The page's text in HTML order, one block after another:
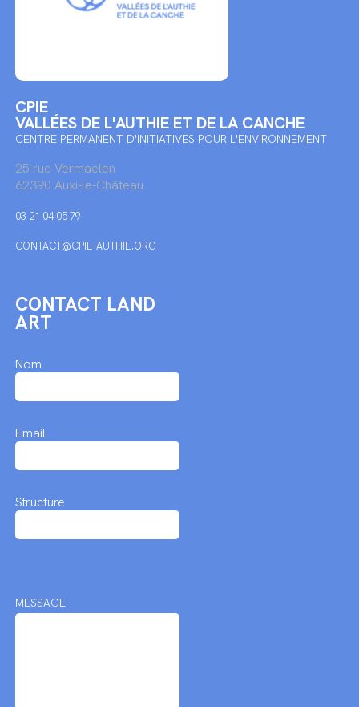
CPIE
VALLÉES DE L'AUTHIE ET DE LA CANCHE
CENTRE PERMANENT D'INITIATIVES POUR L'ENVIRONNEMENT
25 rue Vermaelen
62390 Auxi-le-Château
03 21 04 05 79
CONTACT@CPIE-AUTHIE.ORG
CONTACT LAND
ART
Nom
Email
Structure
MESSAGE